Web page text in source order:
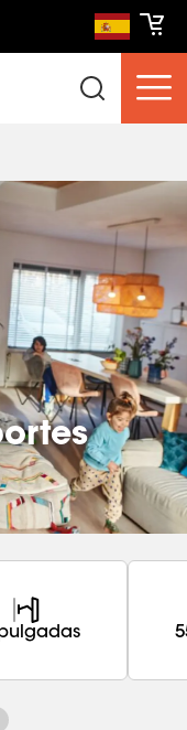
): Ver todo
Ver todo